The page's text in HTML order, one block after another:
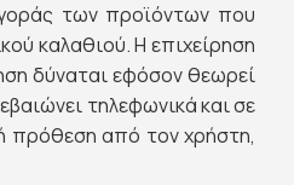
των προϊόντων που
καλαθιού. Η επιχείρηση
δύναται εφόσον θεωρεί
τηλεφωνικά και σε
πρόθεση από τον χρήστη,